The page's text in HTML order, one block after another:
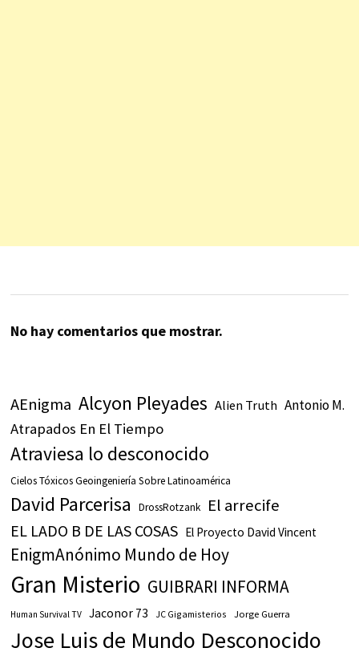
No hay comentarios que mostrar.
AEnigma Alcyon Pleyades Alien Truth Antonio M.
Atrapados En El Tiempo
Atraviesa lo desconocido
Cielos Tóxicos Geoingeniería Sobre Latinoamérica
David Parcerisa DrossRotzank El arrecife
EL LADO B DE LAS COSAS El Proyecto David Vincent
EnigmAnónimo Mundo de Hoy
Gran Misterio GUIBRARI INFORMA
Human Survival TV Jaconor 73 JC Gigamisterios Jorge Guerra
Jose Luis de Mundo Desconocido